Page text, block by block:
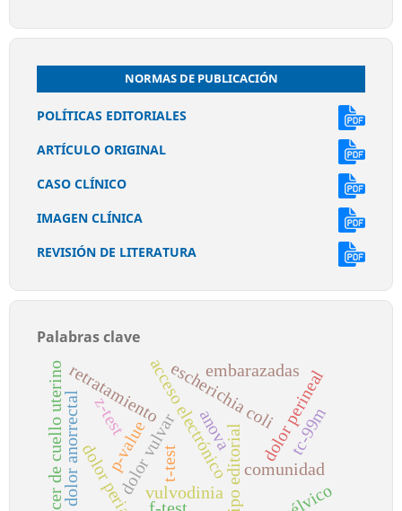
NORMAS DE PUBLICACIÓN
POLÍTICAS EDITORIALES
ARTÍCULO ORIGINAL
CASO CLÍNICO
IMAGEN CLÍNICA
REVISIÓN DE LITERATURA
Palabras clave
equipo editorial
acceso electrónico comunidad
escherichia colidolor perineal
vulvodinia
dolor vulvar
dolor perianal
dolor anorrectal
retratamiento
cáncer de cuello uterino p-value
z-test
t-test
anova
embarazadas
tc-99m